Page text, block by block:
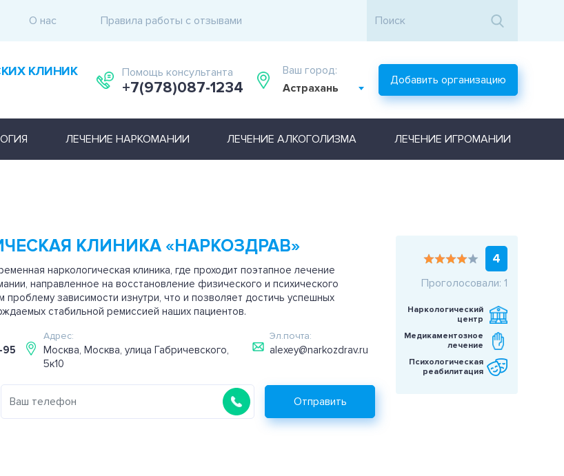
О нас Правила работы с отзывами
КЛИНИК Помощь консультанта
+7(978)087-1234
Ваш город:
Астрахань
Добавить организацию
ЛЕЧЕНИЕ НАРКОМАНИИ ЛЕЧЕНИЕ АЛКОГОЛИЗМА ЛЕЧЕНИЕ ИГРОМАНИИ
КЛИНИКА «НАРКОЗДРАВ»
наркологическая клиника, где проходит поэтапное лечение
направленное на восстановление физического и психического
зависимости изнутри, что и позволяет достичь успешных
стабильной ремиссией наших пациентов.
95
Адрес:
Москва, Москва, улица Габричевского,
5к10
Эл.почта:
alexey@narkozdrav.ru
Отправить
4
Проголосовали: 1
Наркологический
центр
Медикаментозное
лечение
Психологическая
реабилитация